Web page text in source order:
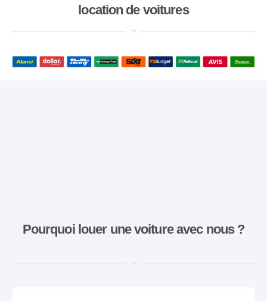
location de voitures
Pourquoi louer une voiture avec nous ?